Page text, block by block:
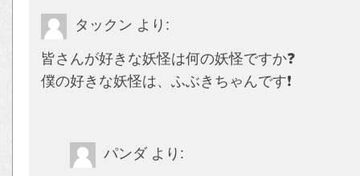
タックン より:
皆さんが好きな妖怪は何の妖怪ですか❓
僕の好きな妖怪は、ふぶきちゃんです❗️
パンダ より: